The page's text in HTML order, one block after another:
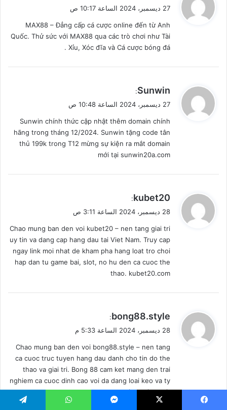
ل
27 ديسمبر، 2024 الساعة 10:17 ص
MAX88 – Đẳng cấp cá cược online đến từ Anh
Quốc. Thử sức với MAX88 qua các trò chơi như Tài
Xỉu, Xóc đĩa và Cá cược bóng đá .
ي
ل
Sunwin
:
27 ديسمبر، 2024 الساعة 10:48 ص
Sunwin chính thức cập nhật thêm domain chính
hãng trong tháng 12/2024. Sunwin tặng code tân
thủ 199k trong T12 mừng sự kiện ra mắt domain
mới tại sunwin20a.com
ي
ل
kubet20
:
28 ديسمبر، 2024 الساعة 3:11 ص
Chao mung ban den voi kubet20 – nen tang giai tri
uy tin va dang cap hang dau tai Viet Nam. Truy cap
ngay link moi nhat de kham pha hang loat tro choi
hap dan tu game bai, slot, no hu den ca cuoc the
thao. kubet20.com
ي
ل
bong88.style
:
28 ديسمبر، 2024 الساعة 5:33 م
Chao mung ban den voi bong88.style – nen tang
ca cuoc truc tuyen hang dau danh cho tin do the
thao va giai tri. Bong 88 cam ket mang den trai
nghiem ca cuoc dinh cao voi da dang loai keo va ty
le canh tranh.